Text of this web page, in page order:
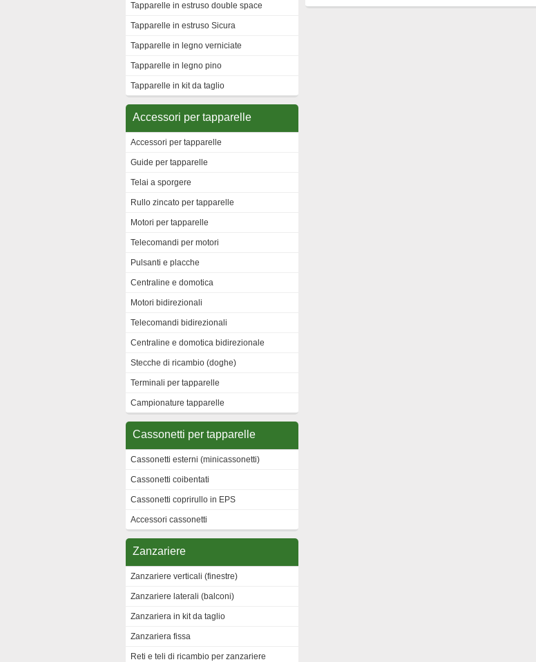
Tapparelle in estruso double space
Tapparelle in estruso Sicura
Tapparelle in legno verniciate
Tapparelle in legno pino
Tapparelle in kit da taglio
Accessori per tapparelle
Accessori per tapparelle
Guide per tapparelle
Telai a sporgere
Rullo zincato per tapparelle
Motori per tapparelle
Telecomandi per motori
Pulsanti e placche
Centraline e domotica
Motori bidirezionali
Telecomandi bidirezionali
Centraline e domotica bidirezionale
Stecche di ricambio (doghe)
Terminali per tapparelle
Campionature tapparelle
Cassonetti per tapparelle
Cassonetti esterni (minicassonetti)
Cassonetti coibentati
Cassonetti coprirullo in EPS
Accessori cassonetti
Zanzariere
Zanzariere verticali (finestre)
Zanzariere laterali (balconi)
Zanzariera in kit da taglio
Zanzariera fissa
Reti e teli di ricambio per zanzariere